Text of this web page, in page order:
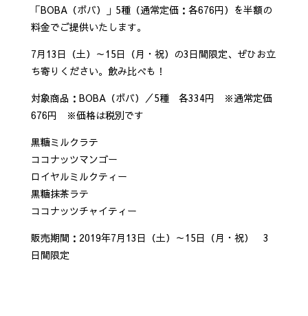
「BOBA（ボバ）」5種（通常定価：各676円）を半額の
料金でご提供いたします。
7月13日（土）～15日（月・祝）の3日間限定、ぜひお立
ち寄りください。飲み比べも！
対象商品：BOBA（ボバ）／5種 各334円 ※通常定価
676円 ※価格は税別です
黒糖ミルクラテ
ココナッツマンゴー
ロイヤルミルクティー
黒糖抹茶ラテ
ココナッツチャイティー
販売期間：2019年7月13日（土）～15日（月・祝） 3
日間限定